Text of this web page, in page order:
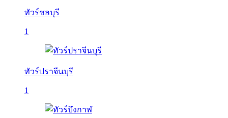
ทัวร์ชลบุรี
1
ทัวร์ปราจีนบุรี
1